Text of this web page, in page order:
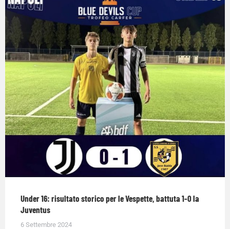
Under 16: risultato storico per le Vespette, battuta 1-0 la
Juventus
6 Settembre 2024